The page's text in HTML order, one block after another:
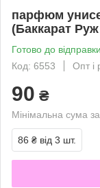
парфюм
(Баккарат
Готово до відправки
Код: 6553
Опт і
90 ₴
Мінімальна сума
86 ₴ від 3 шт.